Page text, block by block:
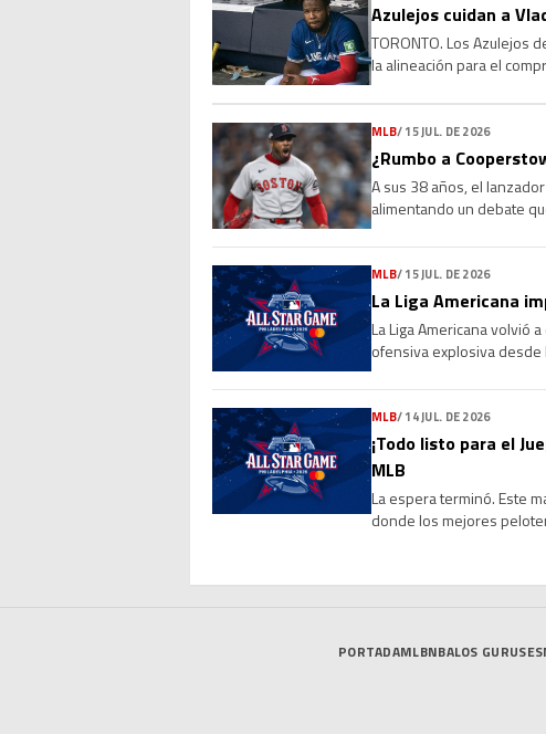
Azulejos cuidan a
TORONTO. Los Azulejos
la alineación para el
MLB/15 JUL. DE 2026
¿Rumbo a
A sus 38 años, el
alimentando un debate
MLB/15 JUL. DE 2026
La Liga Americana
La Liga Americana volvió
ofensiva explosiva
MLB/14 JUL. DE 2026
¡Todo listo para el
MLB
La espera terminó. Este
donde los mejores
PORTADAMLBNBALOS GURUSES